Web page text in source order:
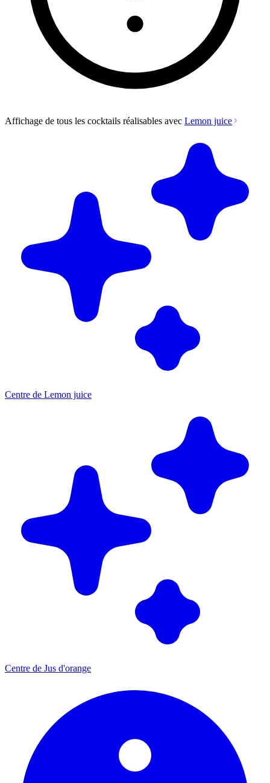
Affichage de tous les cocktails réalisables avec Lemon juice
Centre de Lemon juice
Centre de Jus d'orange